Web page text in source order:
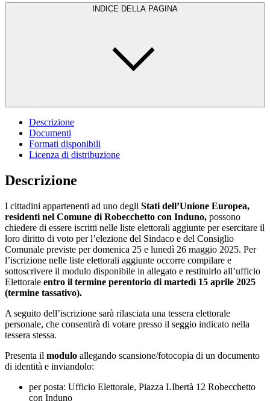
INDICE DELLA PAGINA
Descrizione
Documenti
Formati disponibili
Licenza di distribuzione
Descrizione
I cittadini appartenenti ad uno degli Stati dell’Unione Europea,
residenti nel Comune di Robecchetto con Induno, possono
chiedere di essere iscritti nelle liste elettorali aggiunte per esercitare il
loro diritto di voto per l’elezione del Sindaco e del Consiglio
Comunale previste per domenica 25 e lunedì 26 maggio 2025. Per
l’iscrizione nelle liste elettorali aggiunte occorre compilare e
sottoscrivere il modulo disponibile in allegato e restituirlo all’ufficio
Elettorale entro il termine perentorio di martedì 15 aprile 2025
(termine tassativo).
A seguito dell’iscrizione sarà rilasciata una tessera elettorale
personale, che consentirà di votare presso il seggio indicato nella
tessera stessa.
Presenta il modulo allegando scansione/fotocopia di un documento
di identità e inviandolo:
per posta: Ufficio Elettorale, Piazza LIbertà 12 Robecchetto
con Induno